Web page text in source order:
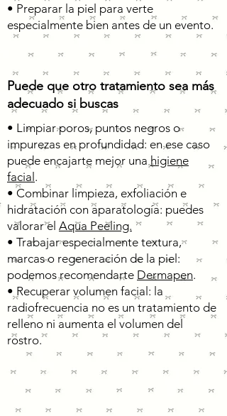
• Preparar la piel para verte
especialmente bien antes de un evento.
Puede que otro tratamiento sea más
adecuado si buscas
• Limpiar poros, puntos negros o
impurezas en profundidad: en ese caso
puede encajarte mejor unahigiene
facial .
• Combinar limpieza, exfoliación e
hidratación con aparatología: puedes
valorar el Aqua Peeling.
• Trabajar especialmente textura,
marcas o regeneración de la piel:
podemos recomendarte Dermapen.
• Recuperar volumen facial: la
radiofrecuencia no es un tratamiento de
relleno ni aumenta el volumen del
rostro.